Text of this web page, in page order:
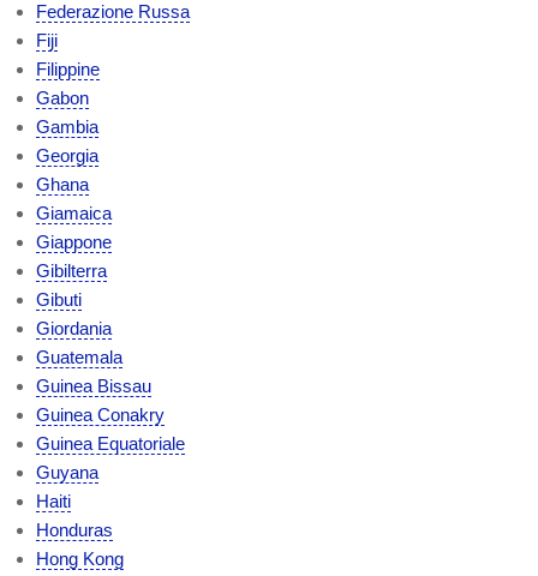
Federazione Russa
Fiji
Filippine
Gabon
Gambia
Georgia
Ghana
Giamaica
Giappone
Gibilterra
Gibuti
Giordania
Guatemala
Guinea Bissau
Guinea Conakry
Guinea Equatoriale
Guyana
Haiti
Honduras
Hong Kong